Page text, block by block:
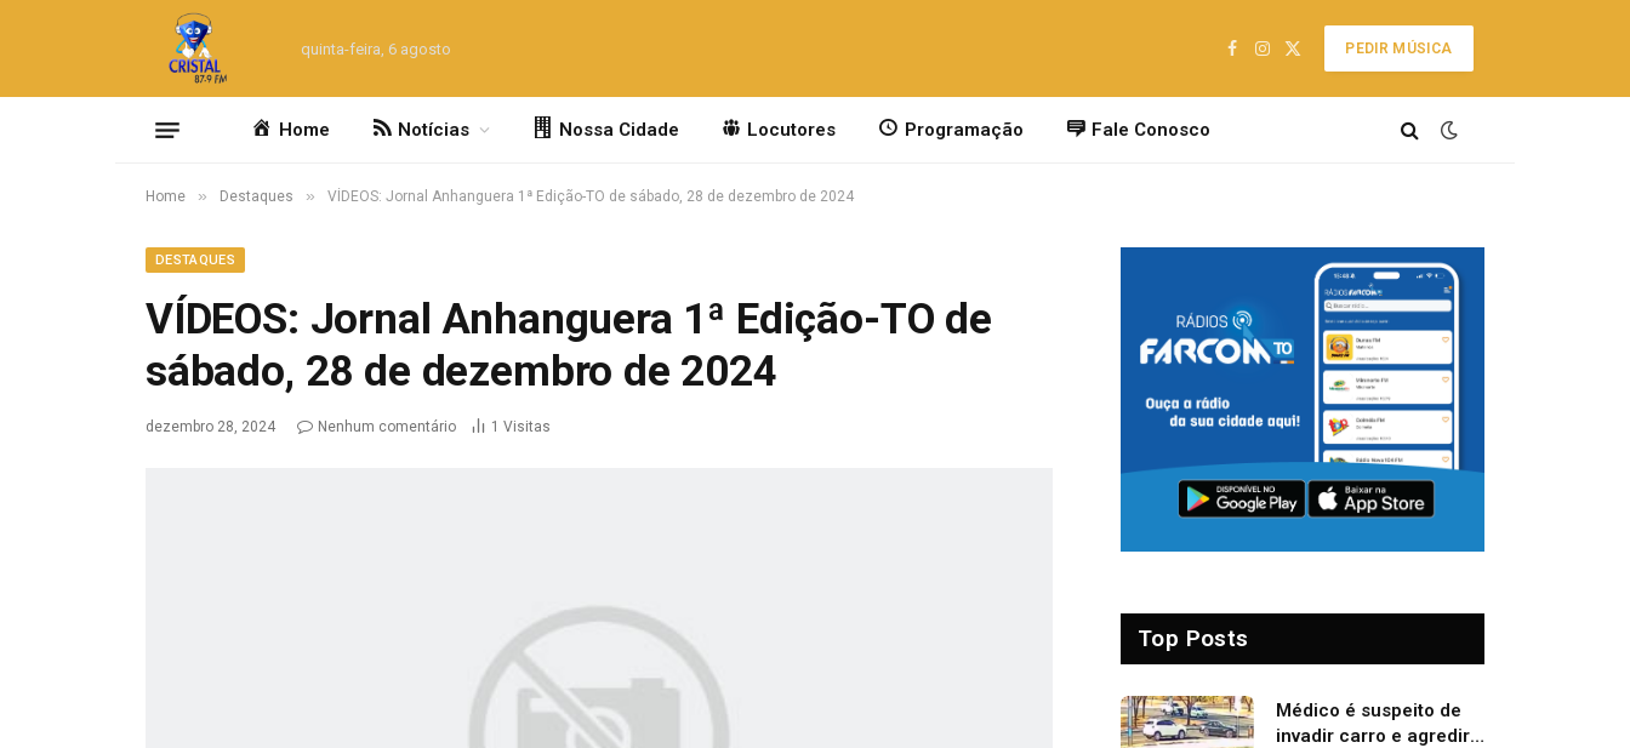
quinta-feira, 6 agosto
Facebook
Instagram
X
PEDIR MÚSICA
Home Notícias Nossa Cidade Locutores Programação Fale Conosco
Home » Destaques » VÍDEOS: Jornal Anhanguera 1ª Edição-TO de sábado, 28 de dezembro de 2024
DESTAQUES
VÍDEOS: Jornal Anhanguera 1ª Edição-TO de
sábado, 28 de dezembro de 2024
dezembro 28, 2024 Nenhum comentário 1 Visitas
Top Posts
Médico é suspeito de
invadir carro e agredir